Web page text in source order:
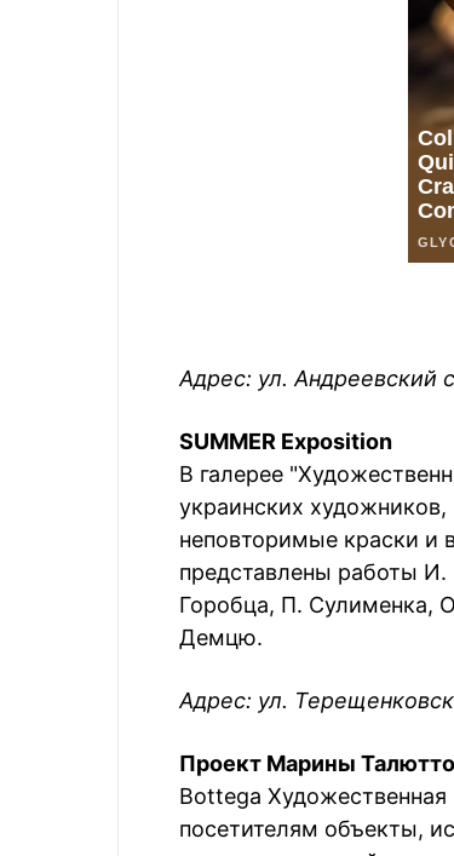
Адрес: ул. Андреевский
SUMMER Exposition
В галерее
украинских
неповторимые краски и
представлены работы
Горобца, П. Сулименка,
Демцю.
Адрес: ул.
Проект Марины
Bottega Художественная
посетителям объекты,